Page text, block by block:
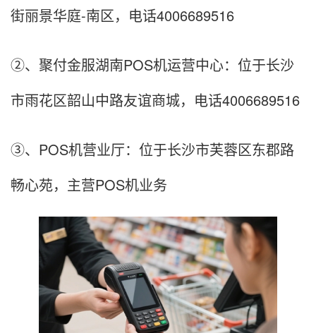
街丽景华庭-南区，电话4006689516
②、聚付金服湖南POS机运营中心：位于长沙
市雨花区韶山中路友谊商城，电话4006689516
③、POS机营业厅：位于长沙市芙蓉区东郡路
畅心苑，主营POS机业务